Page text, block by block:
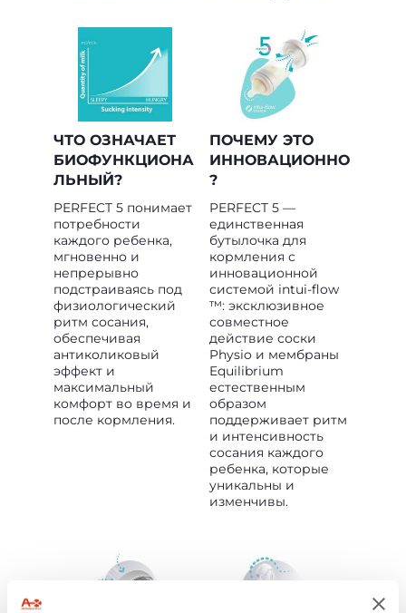
ЧТО ОЗНАЧАЕТ
БИОФУНКЦИОНА
ЛЬНЫЙ?
PERFECT 5 понимает
потребности
каждого ребенка,
мгновенно и
непрерывно
подстраиваясь под
физиологический
ритм сосания,
обеспечивая
антиколиковый
эффект и
максимальный
комфорт во время и
после кормления.
ПОЧЕМУ ЭТО
ИННОВАЦИОННО
?
PERFECT 5 —
единственная
бутылочка для
кормления с
инновационной
системой intui-flow
™: эксклюзивное
совместное
действие соски
Physio и мембраны
Equilibrium
естественным
образом
поддерживает ритм
и интенсивность
сосания каждого
ребенка, которые
уникальны и
изменчивы.